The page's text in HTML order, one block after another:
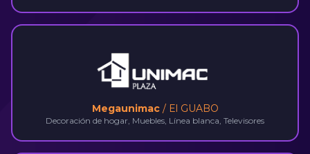
Megaunimac / El GUABO
Decoración de hogar, Muebles, Línea blanca, Televisores